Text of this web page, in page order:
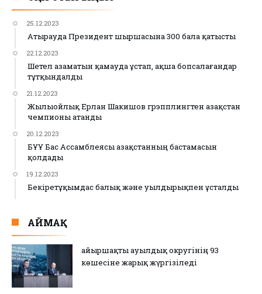
25.12.2023
Атырауда Президент шыршасына 300 бала қатысты
22.12.2023
Шетел азаматын қамауда ұстап, ақша бопсалағандар
тұтқындалды
21.12.2023
Жылыойлық Ерлан Шакишов грэпплингтен Қазақстан
чемпионы атанды
20.12.2023
БҰҰ Бас Ассамблеясы Қазақстанның бастамасын
қолдады
19.12.2023
Бекіретұқымдас балық және уылдырықпен ұсталды
АЙМАҚ
Қайыршақты ауылдық округінің 93
көшесіне жарық жүргізіледі